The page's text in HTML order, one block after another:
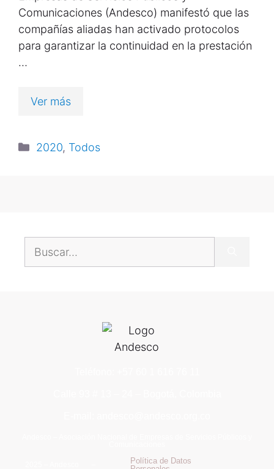
Comunicaciones (Andesco) manifestó que las
compañías aliadas han activado protocolos
para garantizar la continuidad en la prestación
…
Ver más
2020, Todos
Política de Datos